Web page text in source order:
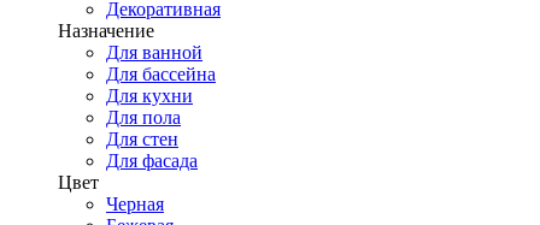
Декоративная
Назначение
Для ванной
Для бассейна
Для кухни
Для пола
Для стен
Для фасада
Цвет
Черная